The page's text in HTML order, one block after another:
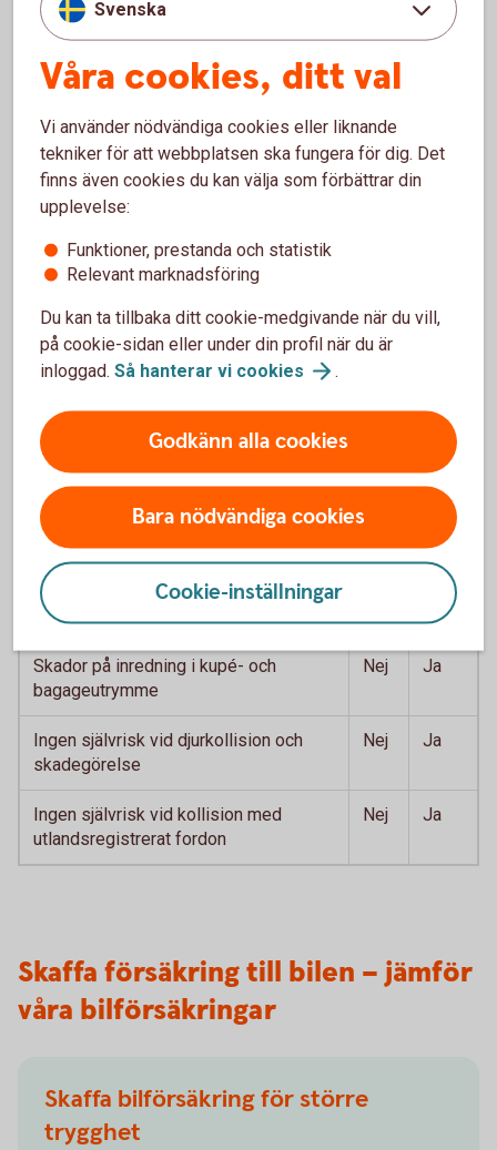
av ljud- och bildutrustning
Hyrbil vid försäkringsskada, 75% av
Nej
Assistans vid driftstopp, oftast inom
en timme
Nej Ja
Djurkollision och skadegörelse, 3 000
kronor till reparation
vid vagnskadegaranti
Helförsäkring ersätter även
BAS PLUS
Skador på din bil vid trafikolycka Ja
Skador på din bil vid annan utifrån
kommande olyckshändelse eller vid
skadegörelse
Ja Ja
Skador på inredning i kupé- och
bagageutrymme
Nej Ja
Ingen självrisk vid djurkollision och
skadegörelse
Nej Ja
Ingen självrisk vid kollision med
utlandsregistrerat fordon
Nej Ja
Skaffa försäkring till bilen – jämför
våra bilförsäkringar
Skaffa bilförsäkring för större
trygghet
Svenska
Våra cookies, ditt val
Vi använder nödvändiga cookies eller liknande
tekniker för att webbplatsen ska fungera för dig. Det
finns även cookies du kan välja som förbättrar din
upplevelse:
Funktioner, prestanda och statistik
Relevant marknadsföring
Du kan ta tillbaka ditt cookie-medgivande när du vill,
på cookie-sidan eller under din profil när du är
inloggad. Så hanterar vi cookies .
Godkänn alla cookies
Bara nödvändiga cookies
Cookie-inställningar